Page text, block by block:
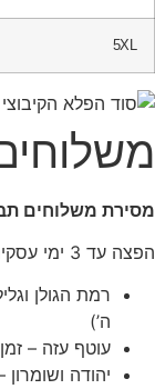
5XL
משלוחים
3 ימי עסקים מאישור בכל אזורי הארץ למעט:
ה’)
עוטף עזה – זמן אספקה
יהודה ושומרון –